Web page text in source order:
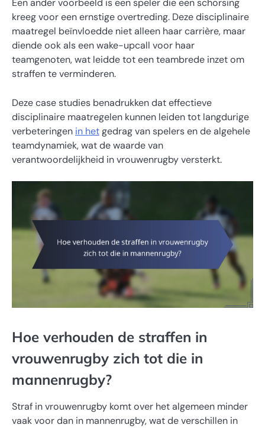
Een ander voorbeeld is een speler die een schorsing
kreeg voor een ernstige overtreding. Deze disciplinaire
maatregel beïnvloedde niet alleen haar carrière, maar
diende ook als een wake-upcall voor haar
teamgenoten, wat leidde tot een teambrede inzet om
straffen te verminderen.
Deze case studies benadrukken dat effectieve
disciplinaire maatregelen kunnen leiden tot langdurige
verbeteringen in hetgedrag van spelers en de algehele
teamdynamiek, wat de waarde van
verantwoordelijkheid in vrouwenrugby versterkt.
Hoe verhouden de straffen in
vrouwenrugby zich tot die in
mannenrugby?
Straf in vrouwenrugby komt over het algemeen minder
vaak voor dan in mannenrugby, wat de verschillen in